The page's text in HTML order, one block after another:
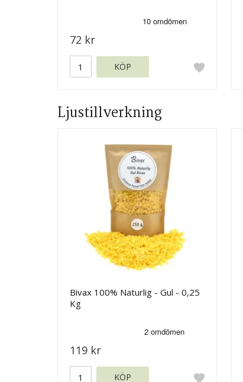
72 kr
KÖP
Ljustillverkning
Bivax 100% Naturlig - Gul - 0,25
Kg
119 kr
KÖP